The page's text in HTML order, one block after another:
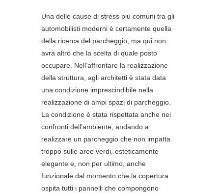
Una delle cause di stress più comuni tra gli
automobilisti moderni è certamente quella
della ricerca del parcheggio, ma qui non
avrà altro che la scelta di quale posto
occupare. Nell’affrontare la realizzazione
della struttura, agli architetti è stata data
una condizione imprescindibile nella
realizzazione di ampi spazi di parcheggio.
La condizione è stata rispettata anche nei
confronti dell’ambiente, andando a
realizzare un parcheggio che non impatta
troppo sulle aree verdi, esteticamente
elegante e, non per ultimo, anche
funzionale dal momento che la copertura
ospita tutti i pannelli che compongono